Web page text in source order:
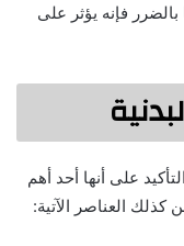
فإنه يؤثر على
على أنها أحد أهم
كذلك العناصر الآتية: